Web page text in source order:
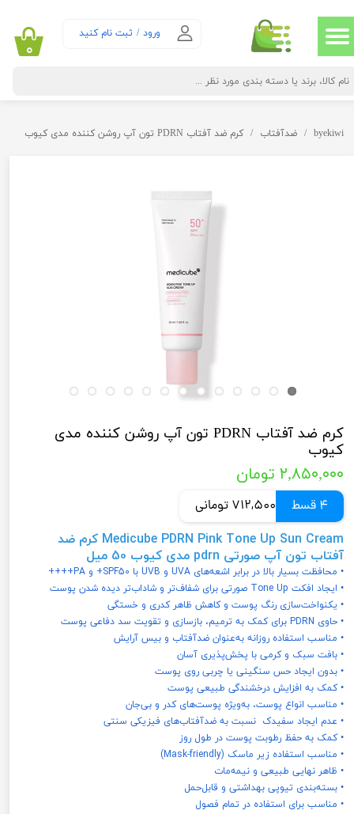
ورود / ثبت نام کنید
حساب کاربری من
خروج از حساب کاربری
۰
byekiwi ضدآفتاب کرم ضد آفتاب PDRN تون آپ روشن کننده مدی کیوب
کرم ضد آفتاب PDRN تون آپ روشن کننده مدی
کیوب
۲,۸۵۰,۰۰۰ تومان
4 قسط 712,500 تومانی
Medicube PDRN Pink Tone Up Sun Cream کرم ضد
آفتاب تون آپ صورتی pdrn مدی کیوب 50 میل
• محافظت بسیار بالا در برابر اشعه‌های UVA و UVB با SPF50+ و PA++++
• ایجاد افکت Tone Up صورتی برای شفاف‌تر و شاداب‌تر دیده شدن پوست
• یکنواخت‌سازی رنگ پوست و کاهش ظاهر کدری و خستگی
• حاوی PDRN برای کمک به ترمیم، بازسازی و تقویت سد دفاعی پوست
• مناسب استفاده روزانه به‌عنوان ضدآفتاب و بیس آرایش
• بافت سبک و کرمی با پخش‌پذیری آسان
• بدون ایجاد حس سنگینی یا چربی روی پوست
• کمک به افزایش درخشندگی طبیعی پوست
• مناسب انواع پوست، به‌ویژه پوست‌های کدر و بی‌جان
• عدم ایجاد سفیدک نسبت به ضدآفتاب‌های فیزیکی سنتی
• کمک به حفظ رطوبت پوست در طول روز
• مناسب استفاده زیر ماسک (Mask-friendly)
• ظاهر نهایی طبیعی و نیمه‌مات
• بسته‌بندی تیوپی بهداشتی و قابل‌حمل
• مناسب برای استفاده در تمام فصول